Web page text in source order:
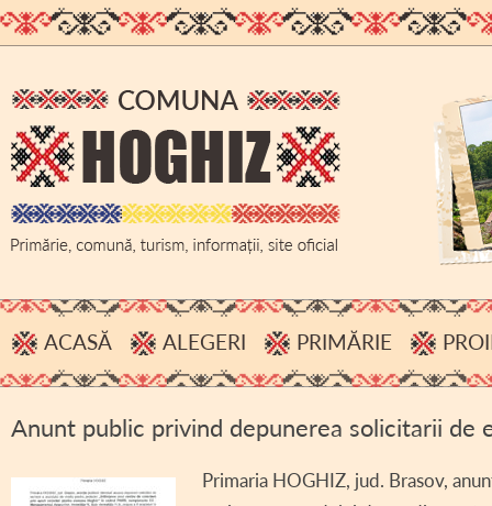
ACASĂ ALEGERI
PROCESE VERBALE, INFORMĂRI
HOTĂRÂRI B.E.C.
PRIMĂRIE
ADMINISTRAȚIE
BUGET
ACHIZIȚII PUBLICE
Anunt public privind depunerea solicitarii de
Primaria HOGHIZ, jud. Brasov,